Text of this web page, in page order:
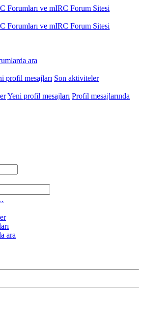
ara
profil mesajları Son aktiviteler
Yeni profil mesajları Profil mesajlarında
ara